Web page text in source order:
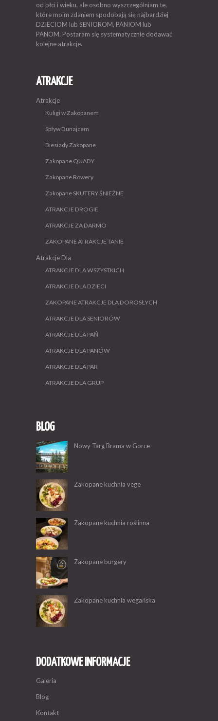
od płci i wieku, ale osobno wyszczególniam te,
które moim zdaniem spodobają się najbardziej
DZIECIOM lub SENIOROM, PANIOM lub
PANOM. Postaram się systematycznie dodawać
kolejne atrakcje.
ATRAKCJE
Atrakcje
Kuligi w Zakopanem
Spływ Dunajcem
Biesiady Zakopane
Zakopane QUADY
Zakopane Rowery
Zakopane SKUTERY ŚNIEŻNE
ATRAKCJE DROGIE
ATRAKCJE ZA DARMO
ZAKOPANE ATRAKCJE TANIE
Atrakcje Dla
ATRAKCJE DLA WSZYSTKICH
ATRAKCJE DLA DZIECI
ZAKOPANE ATRAKCJE DLA DOROSŁYCH
ATRAKCJE DLA SENIORÓW
ATRAKCJE DLA PAŃ
ATRAKCJE DLA PANÓW
ATRAKCJE DLA PAR
ATRAKCJE DLA GRUP
BLOG
Nowy Targ Brama w Gorce
Zakopane kuchnia vege
Zakopane kuchnia roślinna
Zakopane burgery
Zakopane kuchnia wegańska
DODATKOWE INFORMACJE
Galeria
Blog
Kontakt